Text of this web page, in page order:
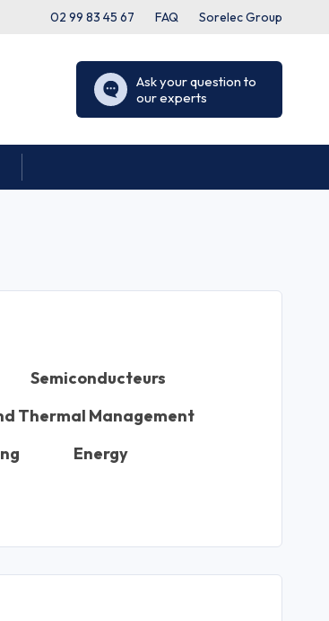
02 99 83 45 67 FAQ Sorelec Group
Ask your question to
our experts
Semiconducteurs
Thermal Management
Energy